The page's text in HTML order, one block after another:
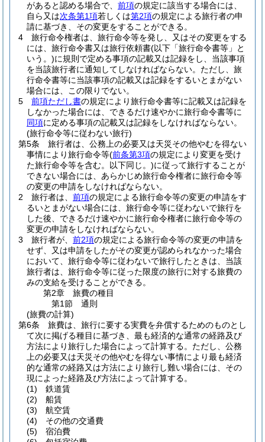
があると認める場合で、 前項の規定に該当する場合には、
自ら又は次条第1項若しくは第2項の規定による旅行者の申
請に基づき、その変更をすることができる。
4
旅行命令権者は、旅行命令等を発し、又はその変更をする
には、旅行命令書又は旅行依頼書(以下「旅行命令書等」と
いう。)に規則で定める事項の記載又は記録をし、当該事項
を当該旅行者に通知してしなければならない。 ただし、旅
行命令書等に当該事項の記載又は記録をするいとまがない
場合には、この限りでない。
5
前項ただし書の規定により旅行命令書等に記載又は記録を
しなかった場合には、できるだけ速やかに旅行命令書等に
同項に定める事項の記載又は記録をしなければならない。
(旅行命令等に従わない旅行)
第5条
旅行者は、公務上の必要又は天災その他やむを得ない
事情により旅行命令等(前条第3項の規定により変更を受け
た旅行命令等を含む。以下同じ。)に従って旅行することが
できない場合には、あらかじめ旅行命令権者に旅行命令等
の変更の申請をしなければならない。
2
旅行者は、 前項の規定による旅行命令等の変更の申請をす
るいとまがない場合には、旅行命令等に従わないで旅行を
した後、できるだけ速やかに旅行命令権者に旅行命令等の
変更の申請をしなければならない。
3
旅行者が、 前2項の規定による旅行命令等の変更の申請を
せず、又は申請をしたがその変更が認められなかった場合
において、旅行命令等に従わないで旅行したときは、当該
旅行者は、旅行命令等に従った限度の旅行に対する旅費の
みの支給を受けることができる。
第2章
旅費の種目
第1節
通則
(旅費の計算)
第6条
旅費は、旅行に要する実費を弁償するためのものとし
て次に掲げる種目に基づき、最も経済的な通常の経路及び
方法により旅行した場合によって計算する。 ただし、公務
上の必要又は天災その他やむを得ない事情により最も経済
的な通常の経路又は方法により旅行し難い場合には、その
現によった経路及び方法によって計算する。
(1)
鉄道賃
(2)
船賃
(3)
航空賃
(4)
その他の交通費
(5)
宿泊費